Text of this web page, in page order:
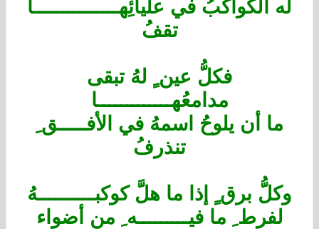
له الكواكبُ في عليائِهـــــــــــــــا
تقفُ
فكلُّ عين ٍ لهُ تبقى
مدامعُهـــــــــــــا
ما أن يلوحُ اسمهُ في الأفـــــق ِ
تنذرفُ
وكلُّ برق ٍ إذا ما هلَّ كوكبــــــــــهُ
لفرط ِ ما فيـــــــــه ِ من أضواء